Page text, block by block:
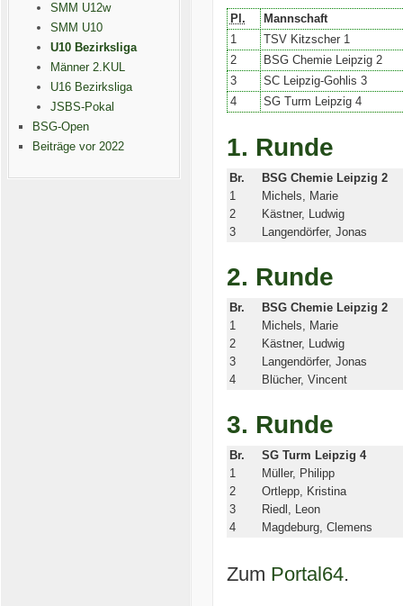
SMM U12w
SMM U10
U10 Bezirksliga
Männer 2.KUL
U16 Bezirksliga
JSBS-Pokal
BSG-Open
Beiträge vor 2022
Pl.
Mannschaft
1
TSV Kitzscher 1
2
BSG Chemie Leipzig 2
3
SC Leipzig-Gohlis 3
4
SG Turm Leipzig 4
1. Runde
Br.
BSG Chemie Leipzig 2
1
Michels, Marie
2
Kästner, Ludwig
3
Langendörfer, Jonas
2. Runde
Br.
BSG Chemie Leipzig 2
1
Michels, Marie
2
Kästner, Ludwig
3
Langendörfer, Jonas
4
Blücher, Vincent
3. Runde
Br.
SG Turm Leipzig 4
1
Müller, Philipp
2
Ortlepp, Kristina
3
Riedl, Leon
4
Magdeburg, Clemens
Zum Portal64.